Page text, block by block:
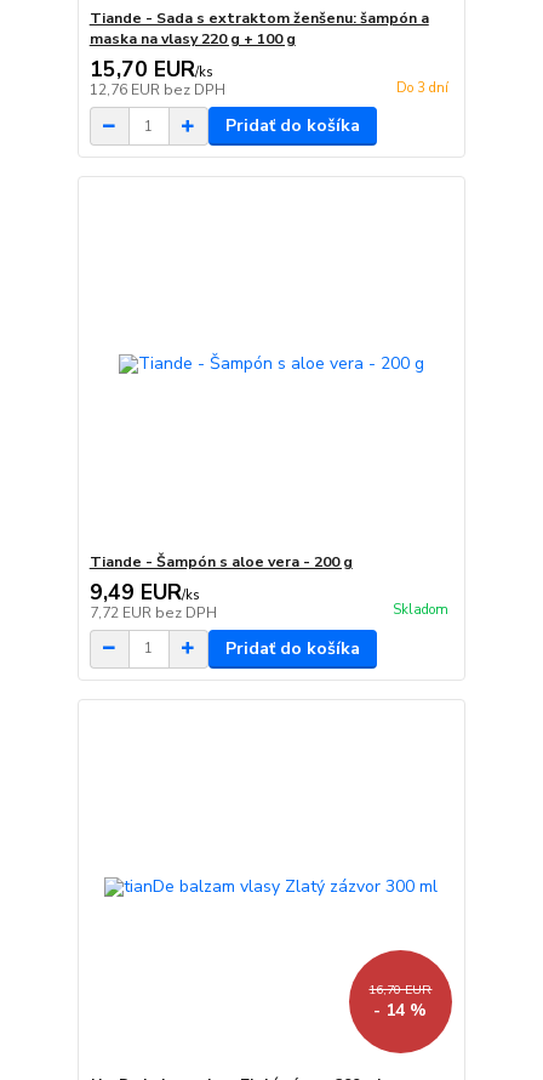
Tiande - Sada s extraktom ženšenu: šampón a
maska na vlasy 220 g + 100 g
15,70 EUR/ks
12,76 EUR bez DPH Do 3 dní
Pridať do košíka
Tiande - Šampón s aloe vera - 200 g
9,49 EUR/ks
7,72 EUR bez DPH Skladom
Pridať do košíka
16,70 EUR
- 14 %